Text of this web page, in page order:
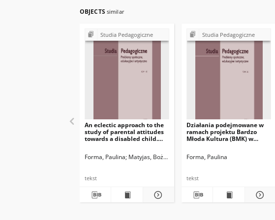
OBJECTS similar
Studia Pedagogiczne
An eclectic approach to the
study of parental attitudes
towards a disabled child.
Forma, Paulina Matyjas, Bożena. Red.
tekst
Studia Pedagogiczne
Działania podejmowane w
ramach projektu Bardzo
Młoda Kultura (BMK) w
kompetencji młodego
Forma, Paulina
tekst